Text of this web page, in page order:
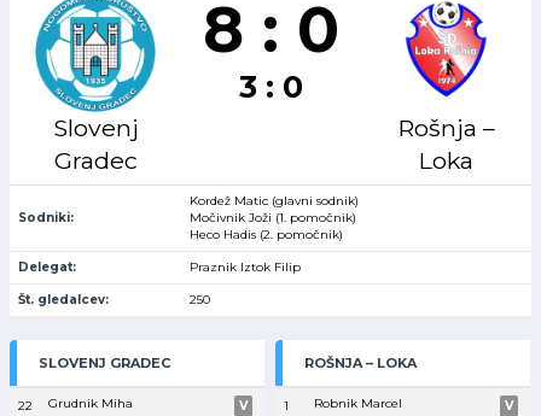
Slovenj
Gradec
8 : 0
3 : 0
Rošnja –
Loka
Sodniki:
Kordež Matic (glavni sodnik)
Močivnik Joži (1. pomočnik)
Heco Hadis (2. pomočnik)
Delegat: Praznik Iztok Filip
Št. gledalcev: 250
SLOVENJ GRADEC
22 Grudnik Miha V
ROŠNJA – LOKA
1 Robnik Marcel V